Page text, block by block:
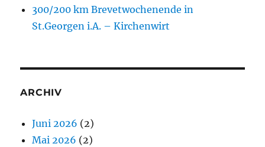
300/200 km Brevetwochenende in
St.Georgen i.A. – Kirchenwirt
ARCHIV
Juni 2026 (2)
Mai 2026 (2)